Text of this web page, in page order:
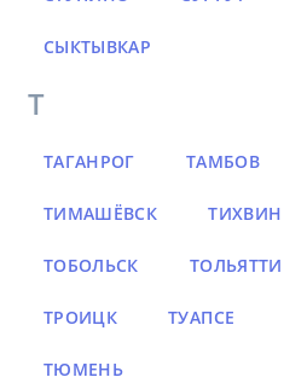
СЫКТЫВКАР
Т
ТАГАНРОГ ТАМБОВ
ТИМАШЁВСК ТИХВИН
ТОБОЛЬСК ТОЛЬЯТТИ
ТРОИЦК ТУАПСЕ
ТЮМЕНЬ